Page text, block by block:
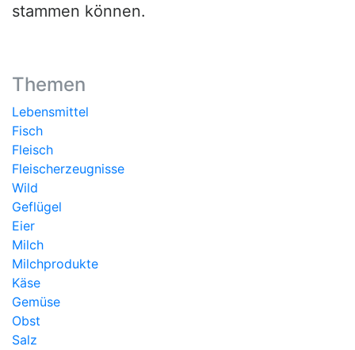
stammen können.
Themen
Lebensmittel
Fisch
Fleisch
Fleischerzeugnisse
Wild
Geflügel
Eier
Milch
Milchprodukte
Käse
Gemüse
Obst
Salz